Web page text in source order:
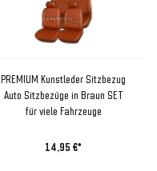
PREMIUM Kunstleder Sitzbezug
Auto Sitzbezüge in Braun SET
für viele Fahrzeuge
14,95 €*